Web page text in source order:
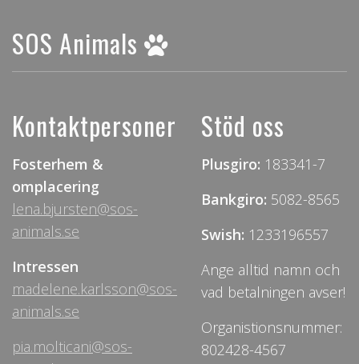
SOS Animals
Kontaktpersoner
Fosterhem &
omplacering
lena.bjursten@sos-
animals.se
Intressen
madelene.karlsson@sos-
animals.se
pia.molticani@sos-
Stöd oss
Plusgiro: 183341-7
Bankgiro: 5082-8565
Swish: 1233196557
Ange alltid namn och
vad betalningen avser!
Organistionsnummer:
802428-4567